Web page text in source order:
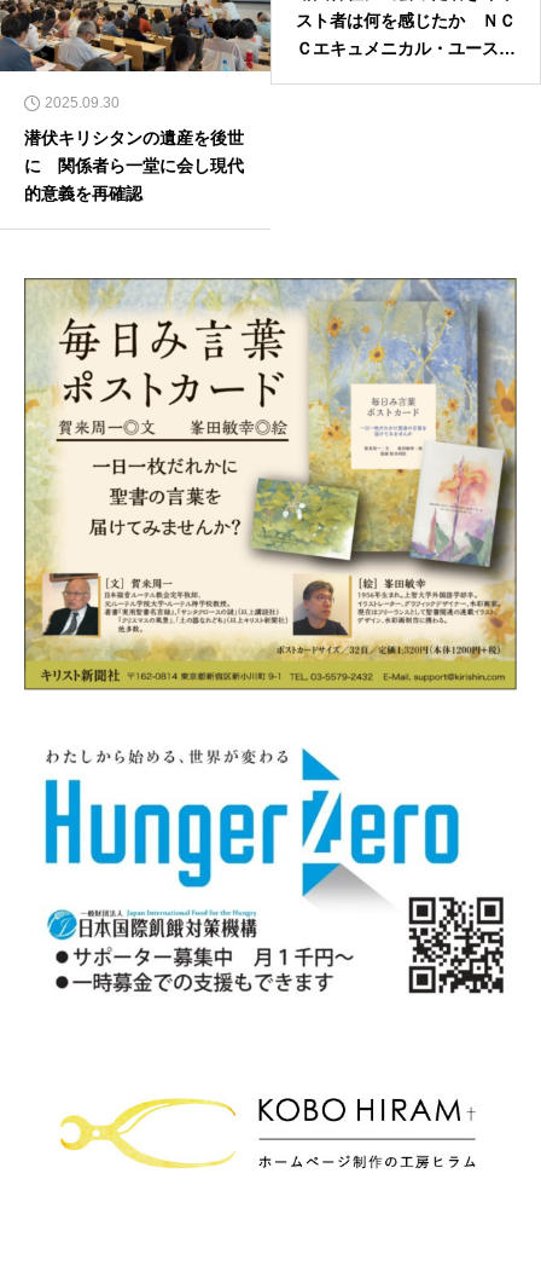
2025.09.30
潜伏キリシタンの遺産を後世
に 関係者ら一堂に会し現代
的意義を再確認
スト者は何を感じたか ＮＣ
Ｃエキュメニカル・ユースの